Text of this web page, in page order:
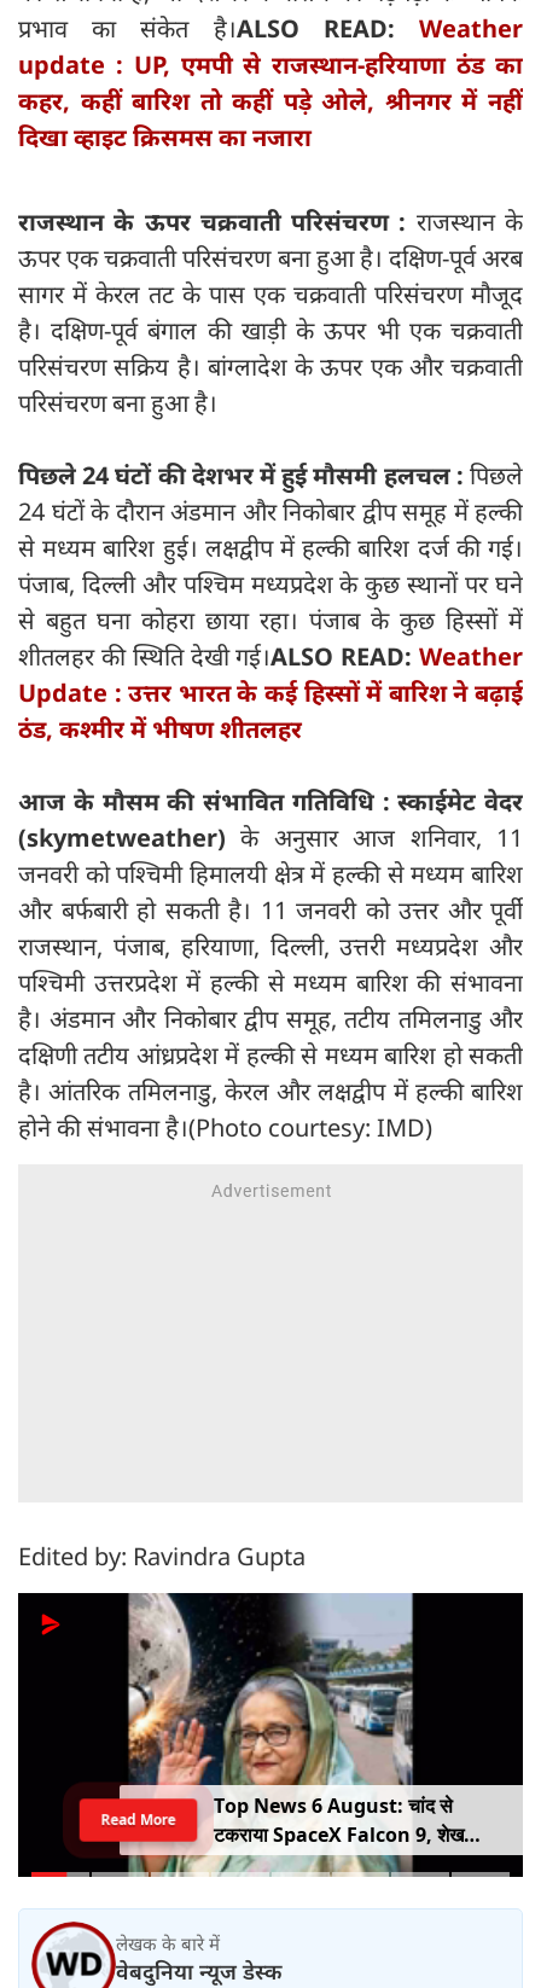
प्रभाव का संकेत है।ALSO READ:Weather
update : UP, एमपी से राजस्थान-हरियाणा ठंड का
कहर, कहीं बारिश तो कहीं पड़े ओले, श्रीनगर में नहीं
दिखा व्हाइट क्रिसमस का नजारा
राजस्थान के ऊपर चक्रवाती परिसंचरण : राजस्थान के
ऊपर एक चक्रवाती परिसंचरण बना हुआ है। दक्षिण-पूर्व अरब
सागर में केरल तट के पास एक चक्रवाती परिसंचरण मौजूद
है। दक्षिण-पूर्व बंगाल की खाड़ी के ऊपर भी एक चक्रवाती
परिसंचरण सक्रिय है। बांग्लादेश के ऊपर एक और चक्रवाती
परिसंचरण बना हुआ है।
पिछले 24 घंटों की देशभर में हुई मौसमी हलचल : पिछले
24 घंटों के दौरान अंडमान और निकोबार द्वीप समूह में हल्की
से मध्यम बारिश हुई। लक्षद्वीप में हल्की बारिश दर्ज की गई।
पंजाब, दिल्ली और पश्चिम मध्यप्रदेश के कुछ स्थानों पर घने
से बहुत घना कोहरा छाया रहा। पंजाब के कुछ हिस्सों में
शीतलहर की स्थिति देखी गई।ALSO READ:Weather
Update : उत्तर भारत के कई हिस्सों में बारिश ने बढ़ाई
ठंड, कश्मीर में भीषण शीतलहर
आज के मौसम की संभावित गतिविधि : स्काईमेट वेदर
(skymetweather)के अनुसार आज शनिवार, 11
जनवरी को पश्चिमी हिमालयी क्षेत्र में हल्की से मध्यम बारिश
और बर्फबारी हो सकती है। 11 जनवरी को उत्तर और पूर्वी
राजस्थान, पंजाब, हरियाणा, दिल्ली, उत्तरी मध्यप्रदेश और
पश्चिमी उत्तरप्रदेश में हल्की से मध्यम बारिश की संभावना
है। अंडमान और निकोबार द्वीप समूह, तटीय तमिलनाडु और
दक्षिणी तटीय आंध्रप्रदेश में हल्की से मध्यम बारिश हो सकती
है। आंतरिक तमिलनाडु, केरल और लक्षद्वीप में हल्की बारिश
होने की संभावना है।(Photo courtesy: IMD)
Edited by: Ravindra Gupta
Top News 6 August: चांद से
टकराया SpaceX Falcon 9, शेख
हसीना की घर वापसी का ऐलान, MP में बस
Read More
लेखक के बारे में
वेबदुनिया न्यूज डेस्क